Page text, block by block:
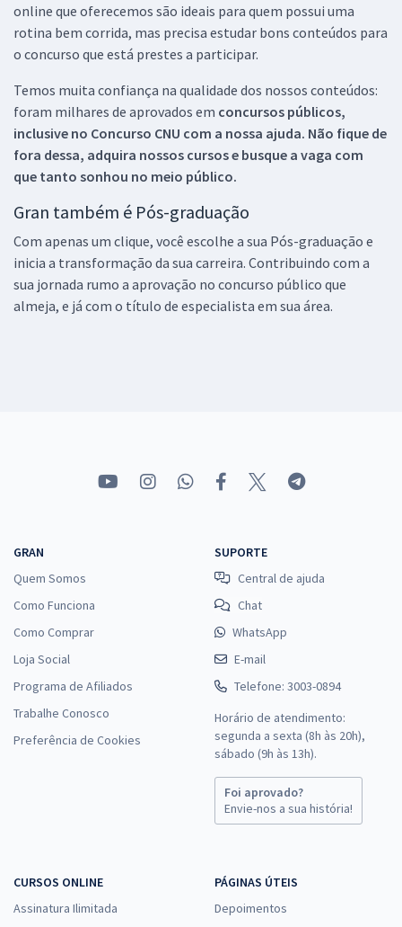
online que oferecemos são ideais para quem possui uma
rotina bem corrida, mas precisa estudar bons conteúdos para
o concurso que está prestes a participar.
Temos muita confiança na qualidade dos nossos conteúdos:
foram milhares de aprovados em concursos públicos,
inclusive no Concurso CNU com a nossa ajuda. Não fique de
fora dessa, adquira nossos cursos e busque a vaga com
que tanto sonhou no meio público.
Gran também é Pós-graduação
Com apenas um clique, você escolhe a sua Pós-graduação e
inicia a transformação da sua carreira. Contribuindo com a
sua jornada rumo a aprovação no concurso público que
almeja, e já com o título de especialista em sua área.
GRAN
Quem Somos
Como Funciona
Como Comprar
Loja Social
Programa de Afiliados
Trabalhe Conosco
Preferência de Cookies
SUPORTE
Central de ajuda
Chat
WhatsApp
E-mail
Telefone: 3003-0894
Horário de atendimento:
segunda a sexta (8h às 20h),
sábado (9h às 13h).
Foi aprovado?
Envie-nos a sua história!
CURSOS ONLINE
Assinatura Ilimitada
PÁGINAS ÚTEIS
Depoimentos